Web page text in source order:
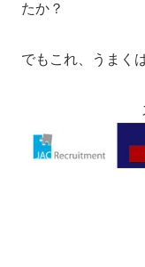
たか？
でもこれ、うまく